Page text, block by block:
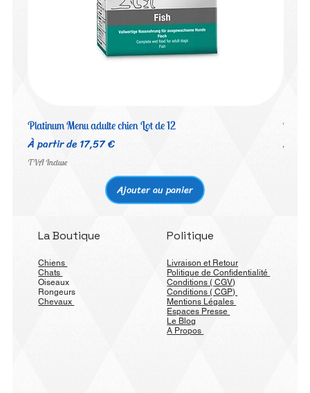
Platinum Menu adulte chien Lot de 12
À partir de17,57 €
Prix promotionnel
TVA Incluse
Ajouter au panier
À
Prix
TVA
La Boutique
Chiens
Chats
Oiseaux
Rongeurs
Chevaux
Politique
Livraison et Retour
Politique de Confidentialité
Conditions ( CGV)
Conditions ( CGP)
Mentions Légales
Espaces Presse
Le Blog
A Propos